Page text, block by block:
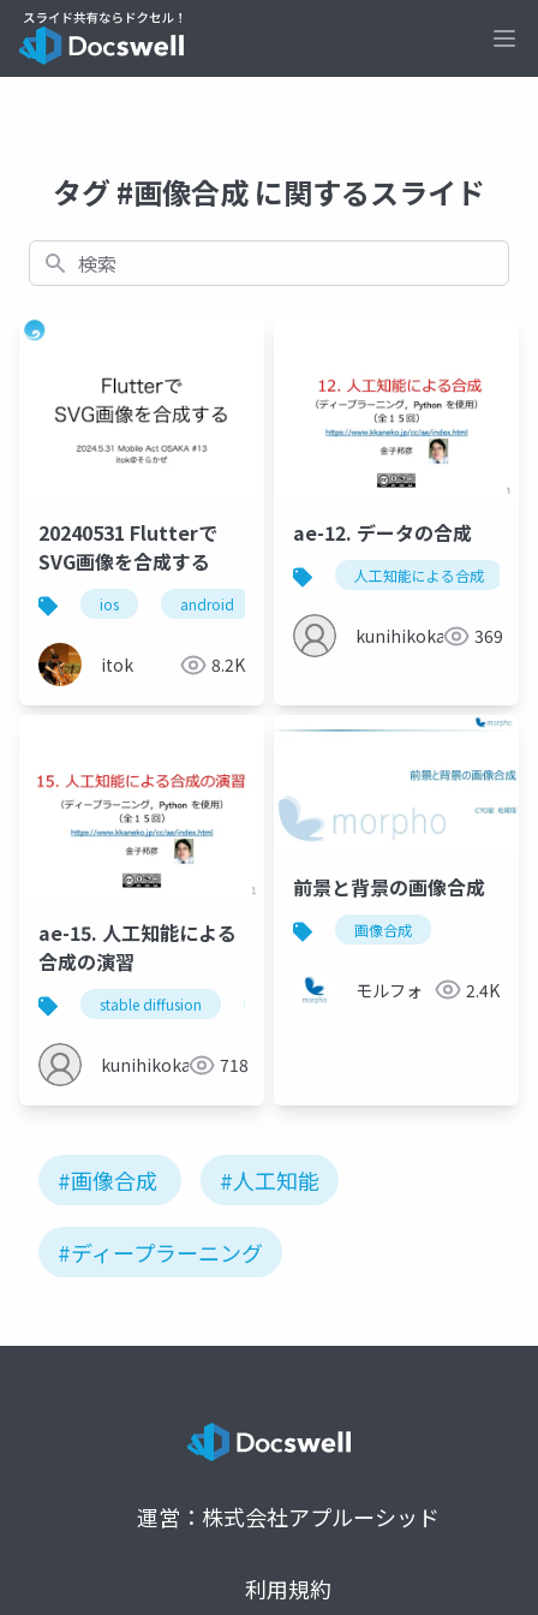
タグ #画像合成 に関するスライド
検索
20240531 Flutterで
SVG画像を合成する
ios android
itok 8.2K
ae-12. データの合成
人工知能による合成
kunihikokaneko369
ae-15. 人工知能による
合成の演習
stable diffusion 人工知能による画像合成 pix2pix
kunihikokaneko718
前景と背景の画像合成
画像合成
モルフォ 2.4K
#画像合成 #人工知能
#ディープラーニング
運営：株式会社アプルーシッド
利用規約